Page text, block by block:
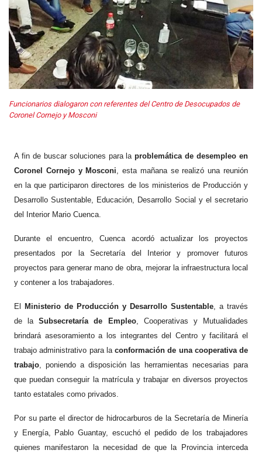
Funcionarios dialogaron con referentes del Centro de Desocupados de
Coronel Cornejo y Mosconi
A fin de buscar soluciones para laproblemática de desempleo en
Coronel Cornejo y Mosconi, esta mañana se realizó una reunión
en la que participaron directores de los ministerios de Producción y
Desarrollo Sustentable, Educación, Desarrollo Social y el secretario
del Interior Mario Cuenca.
Durante el encuentro, Cuenca acordó actualizar los proyectos
presentados por la Secretaría del Interior y promover futuros
proyectos para generar mano de obra, mejorar la infraestructura local
y contener a los trabajadores.
El Ministerio de Producción y Desarrollo Sustentable, a través
de laSubsecretaría de Empleo, Cooperativas y Mutualidades
brindará asesoramiento a los integrantes del Centro y facilitará el
trabajo administrativo para la conformación de una cooperativa de
trabajo, poniendo a disposición las herramientas necesarias para
que puedan conseguir la matrícula y trabajar en diversos proyectos
tanto estatales como privados.
Por su parte el director de hidrocarburos de la Secretaría de Minería
y Energía, Pablo Guantay, escuchó el pedido de los trabajadores
quienes manifestaron la necesidad de que la Provincia interceda